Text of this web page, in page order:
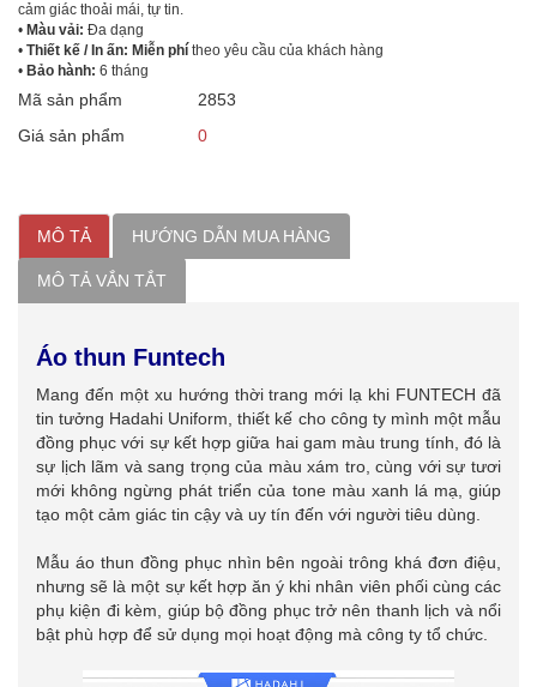
cảm giác thoải mái, tự tin.
• Màu vải: Đa dạng
• Thiết kế / In ấn: Miễn phí theo yêu cầu của khách hàng
• Bảo hành: 6 tháng
Mã sản phẩm
2853
Giá sản phẩm
0
MÔ TẢ HƯỚNG DẪN MUA HÀNG
MÔ TẢ VẮN TẮT
Áo thun Funtech
Mang đến một xu hướng thời trang mới lạ khi FUNTECH đã
tin tưởng Hadahi Uniform, thiết kế cho công ty mình một mẫu
đồng phục với sự kết hợp giữa hai gam màu trung tính, đó là
sự lịch lãm và sang trọng của màu xám tro, cùng với sự tươi
mới không ngừng phát triển của tone màu xanh lá mạ, giúp
tạo một cảm giác tin cậy và uy tín đến với người tiêu dùng.
Mẫu áo thun đồng phục nhìn bên ngoài trông khá đơn điệu,
nhưng sẽ là một sự kết hợp ăn ý khi nhân viên phối cùng các
phụ kiện đi kèm, giúp bộ đồng phục trở nên thanh lịch và nổi
bật phù hợp để sử dụng mọi hoạt động mà công ty tổ chức.